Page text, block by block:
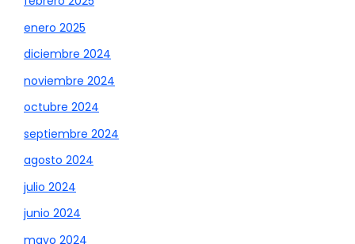
enero 2025
diciembre 2024
noviembre 2024
octubre 2024
septiembre 2024
agosto 2024
julio 2024
junio 2024
mayo 2024